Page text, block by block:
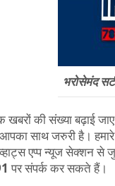
भरोसेमंद
खबरों की संख्या बढ़ाई
साथ जरुरी है। हमारे
एप्प न्यूज सेक्शन से
पर संपर्क कर सकते हैं।